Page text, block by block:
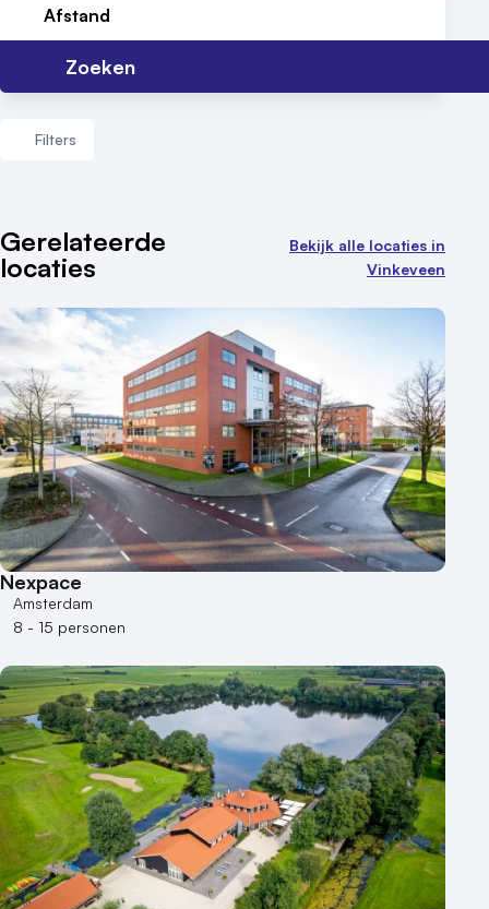
Nieuws
Reviews (5⭐️)
Afstand
Zoeken
Filters
Aantal zalen
1 - 5 zalen
10 of meer zalen
Aantal personen
1 - 50 personen
50 - 100 personen
100 - 250 personen
250 - 500 personen
500+ personen
Bijzondere locaties
Buitenlocatie
Duurzame locatie
Heisessie
Hotel
Hybride events
Industriële locatie
Kasteel en landgoed
Kleine / intieme locatie
Locaties aan zee
Museum
Gerelateerde
locaties
Bekijk alle locaties in
Vinkeveen
Nexpace
Amsterdam
8 - 15 personen